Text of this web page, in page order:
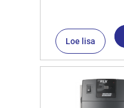
Loe lisa